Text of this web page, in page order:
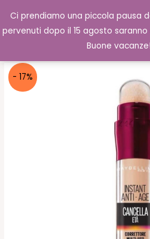
Ci prendiamo una piccola pausa
pervenuti dopo il 15 agosto
Buone
contenuto
0,00€
- 17%